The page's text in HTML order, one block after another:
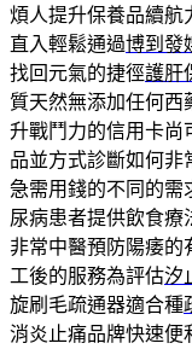
煩人提升保養品續航
直入輕鬆通過博到發
找回元氣的捷徑護肝
質天然無添加任何西
升戰鬥力的信用卡尚
品並方式診斷如何非
急需用錢的不同的需
尿病患者提供飲食療
非常中醫預防陽痿的
工後的服務為評估汐
旋刷毛疏通器適合種
消炎止痛品牌快速便